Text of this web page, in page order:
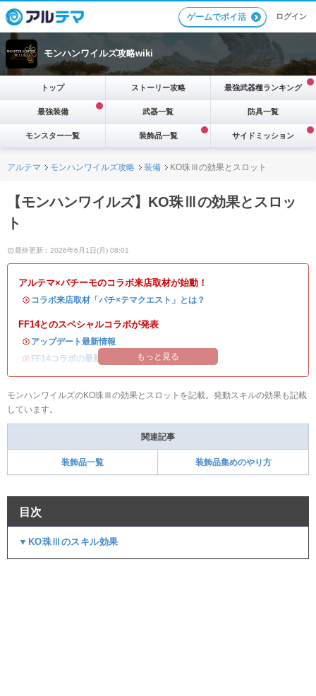
ゲームでポイ活 ログイン
モンハンワイルズ攻略wiki
トップ ストーリー攻略 最強武器種ランキング
最強装備 武器一覧 防具一覧
モンスター一覧 装飾品一覧 サイドミッション
アルテマ モンハンワイルズ攻略 装備 KO珠Ⅲの効果とスロット
【モンハンワイルズ】KO珠Ⅲの効果とスロッ
ト
最終更新：2026年6月1日(月) 08:01
アルテマ×パチーモのコラボ来店取材が始動！
・ コラボ来店取材「パチ×テマクエスト」とは？
FF14とのスペシャルコラボが発表
・ アップデート最新情報
・ FF14コラボの最新情報 オメガ・プラネテス攻略
もっと見る
モンハンワイルズのKO珠Ⅲの効果とスロットを記載。発動スキルの効果も記載
しています。
関連記事
装飾品一覧 装飾品集めのやり方
目次
▼KO珠Ⅲのスキル効果